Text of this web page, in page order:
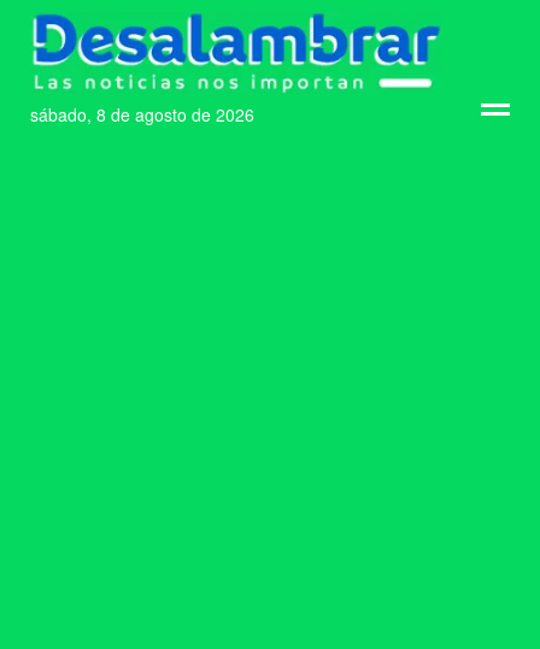
sábado, 8 de agosto de 2026